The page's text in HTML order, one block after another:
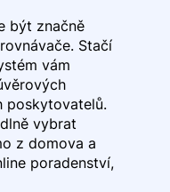
být značně
Stačí
vám
poskytovatelů.
vybrat
z domova a
poradenství,